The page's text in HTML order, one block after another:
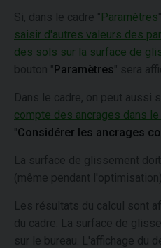
Si, dans le cadre "Paramètres
saisir d'autres valeurs des
des sols sur la surface de
bouton "Paramètres" sera
Dans le cadre, on peut aussi
compte des ancrages dans le
"Considérer les ancrages
La surface de glissement
(même pendant l'optimisation).
Les résultats du calcul sont
du cadre. La surface de
sur le bureau. L'affichage du